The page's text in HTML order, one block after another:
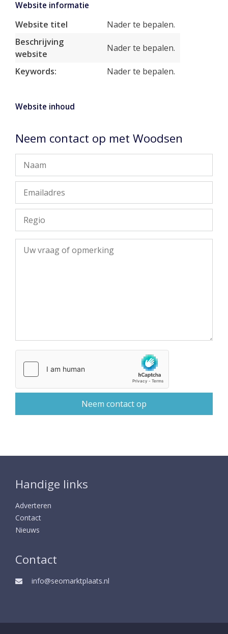
Website informatie
Website titel
Nader te bepalen.
Beschrijving
website
Nader te bepalen.
Keywords: Nader te bepalen.
Website inhoud
Neem contact op met Woodsen
Handige links
Adverteren
Contact
Nieuws
Contact
info@seomarktplaats.nl